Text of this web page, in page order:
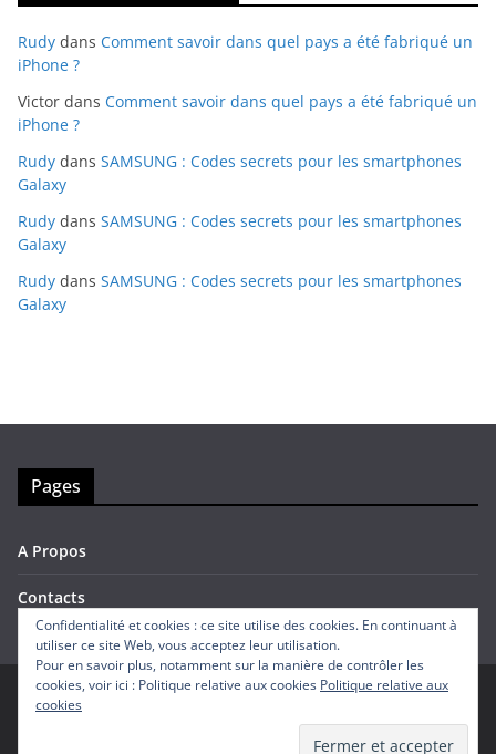
Rudy dans Comment savoir dans quel pays a été fabriqué un
iPhone ?
Victor dans Comment savoir dans quel pays a été fabriqué un
iPhone ?
Rudy dans SAMSUNG : Codes secrets pour les smartphones
Galaxy
Rudy dans SAMSUNG : Codes secrets pour les smartphones
Galaxy
Rudy dans SAMSUNG : Codes secrets pour les smartphones
Galaxy
Pages
A Propos
Contacts
. Tous droits réservés.
Confidentialité et cookies : ce site utilise des cookies. En continuant à
utiliser ce site Web, vous acceptez leur utilisation.
Pour en savoir plus, notamment sur la manière de contrôler les
cookies, voir ici : Politique relative aux cookies Politique relative aux
cookies